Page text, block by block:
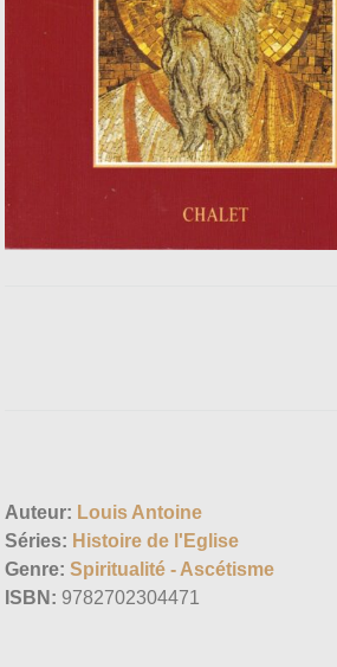
Auteur: Louis Antoine
Séries: Histoire de l'Eglise
Genre: Spiritualité - Ascétisme
ISBN: 9782702304471